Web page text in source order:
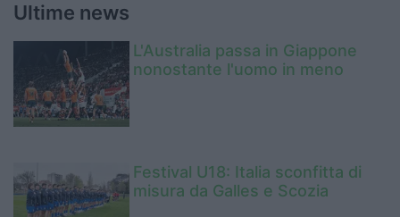
Ultime news
L'Australia passa in Giappone
nonostante l'uomo in meno
Festival U18: Italia sconfitta di
misura da Galles e Scozia